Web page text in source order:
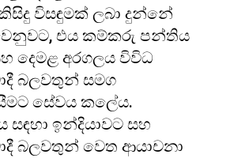
විසඳුමක් ලබා දුන්නේ
එය කම්කරු පන්තිය
දෙමළ අරගලය විවිධ
බලවතුන් සමග
සේවය කලේය.
ඉන්දියාවට සහ
බලවතුන් වෙත ආයාචනා